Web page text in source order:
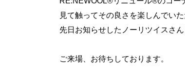
見て触ってその良さを楽しんでいた
先日お知らせしたノーリツイスさ
ご来場、お待ちしております。